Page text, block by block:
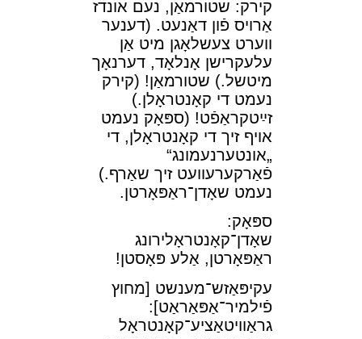
קירק: שטורמאַן, נעם אונדז
אַרױס פֿון דאַנעט. (דענער
װערט צעשלאָגן מיט אַן
עלעקרישן אָנלאָד, דערנאָך
מיטשל.) שטורמאַן! (קירק
נעמט די קאָנטראָלן.)
זײַטקראַפֿט! (ספּאָק נעמט
אױף זיך די קאָנטראָלן, די
„אונטערנעמונג“
פֿאַרקערעװעט זיך שאַרף.)
נעמט שאָדן־ראַפּאָרטן.
ספּאָק:
שאָדן־קאָנטראָלירונג
ראַפּאָרטן, אַלע פּאָסטן!
עקיפּאַזש־מענשט [מחוץ
פֿילמיר־⁠אַפּאַראַט]:
גראַװיטאַציע־קאָנטראָל